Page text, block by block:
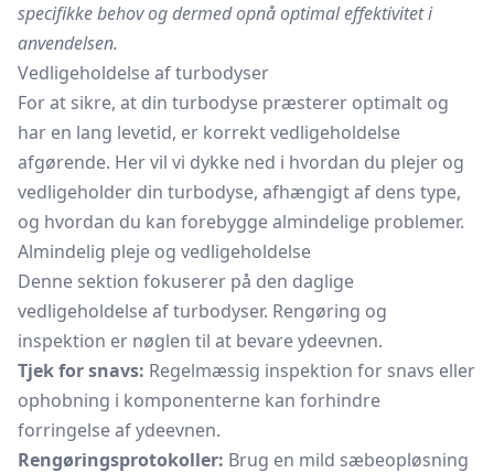
specifikke behov og dermed opnå optimal effektivitet i
anvendelsen.
Vedligeholdelse af turbodyser
For at sikre, at din turbodyse præsterer optimalt og
har en lang levetid, er korrekt vedligeholdelse
afgørende. Her vil vi dykke ned i hvordan du plejer og
vedligeholder din turbodyse, afhængigt af dens type,
og hvordan du kan forebygge almindelige problemer.
Almindelig pleje og vedligeholdelse
Denne sektion fokuserer på den daglige
vedligeholdelse af turbodyser. Rengøring og
inspektion er nøglen til at bevare ydeevnen.
Tjek for snavs: Regelmæssig inspektion for snavs eller
ophobning i komponenterne kan forhindre
forringelse af ydeevnen.
Rengøringsprotokoller: Brug en mild sæbeopløsning